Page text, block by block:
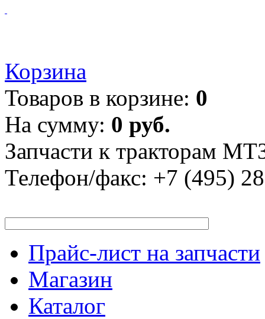
Корзина
Товаров в корзине: 0
На сумму: 0 руб.
Запчасти к тракторам
Телефон/факс: +7 (495)
Прайс-лист на запчасти
Магазин
Каталог